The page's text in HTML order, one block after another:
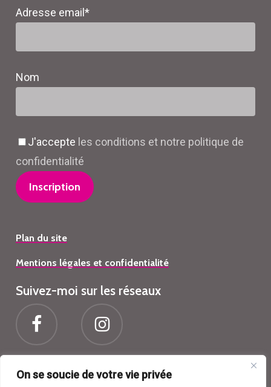
On se soucie de votre vie privée
Adresse email*
Nom
J'accepte les conditions et notre politique de
confidentialité
Plan du site
Mentions légales et confidentialité
Suivez-moi sur les réseaux
Centre de beauté Athena